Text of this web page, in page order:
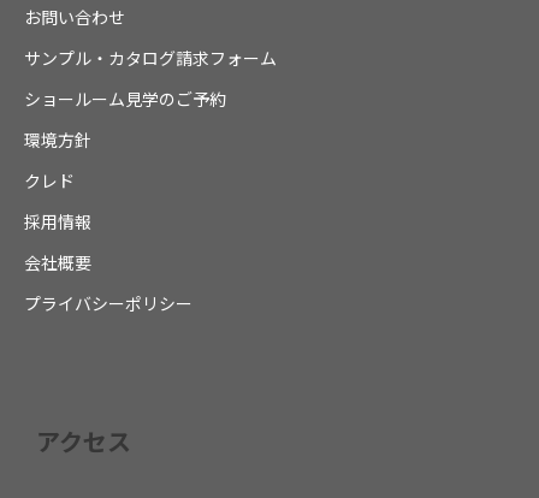
お問い合わせ
サンプル・カタログ請求フォーム
ショールーム見学のご予約
環境方針
クレド
採用情報
会社概要
プライバシーポリシー
アクセス